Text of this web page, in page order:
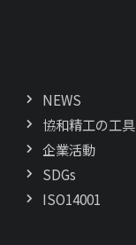
NEWS
協和精工の工具
企業活動
SDGs
ISO14001